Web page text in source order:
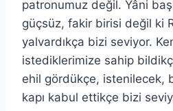
patronumuz değil. Yâni
güçsüz, fakir birisi değil ki
yalvardıkça bizi seviyor.
istediklerimize sahip
ehil gördükçe, istenilecek,
kapı kabul ettikçe bizi